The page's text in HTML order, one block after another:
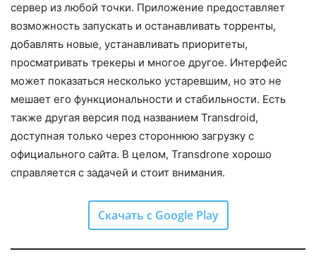
сервер из любой точки. Приложение предоставляет
возможность запускать и останавливать торренты,
добавлять новые, устанавливать приоритеты,
просматривать трекеры и многое другое. Интерфейс
может показаться несколько устаревшим, но это не
мешает его функциональности и стабильности. Есть
также другая версия под названием Transdroid,
доступная только через стороннюю загрузку с
официального сайта. В целом, Transdrone хорошо
справляется с задачей и стоит внимания.
Скачать с Google Play